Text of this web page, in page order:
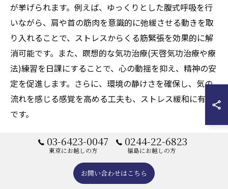
が挙げられます。例えば、ゆっくりとした腹式呼吸を行
いながら、肩や首の筋肉を意識的に弛緩させる動きを取
り入れることで、ストレスからくる筋緊張を効果的に解
消可能です。また、瞑想的な気功治療(天啓気功治療や療
法)練習を日課にすることで、心の動揺を抑え、精神の安
定を促進します。さらに、環境の静けさを確保し、気の
流れを感じる感覚を高める工夫も、ストレス緩和に有効
です。
寛解経験者の気功治療(天啓気功治療や療法)
体験談から学ぶ
03-6423-0047
東京にお越しの方
0244-22-6823
福島にお越しの方
お問い合わせはこちら